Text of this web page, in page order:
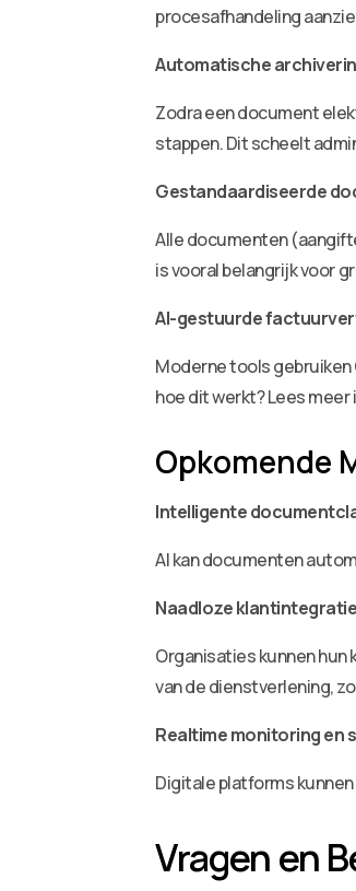
procesafhandeling
Automatische
Zodra een document
stappen. Dit scheelt
Gestandaardiseerde
Alle documenten
is vooral belangrijk voor
AI-gestuurde
Moderne tools gebruiken
hoe dit werkt? Lees meer
Opkomende
Intelligente
AI kan documenten
Naadloze klantintegratie
Organisaties kunnen
van de dienstverlening,
Realtime monitoring en
Digitale platforms
Vragen en